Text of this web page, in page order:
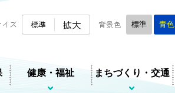
ズ 標準 拡大 背景色 標準 青色
健康・福祉 まちづくり・交通